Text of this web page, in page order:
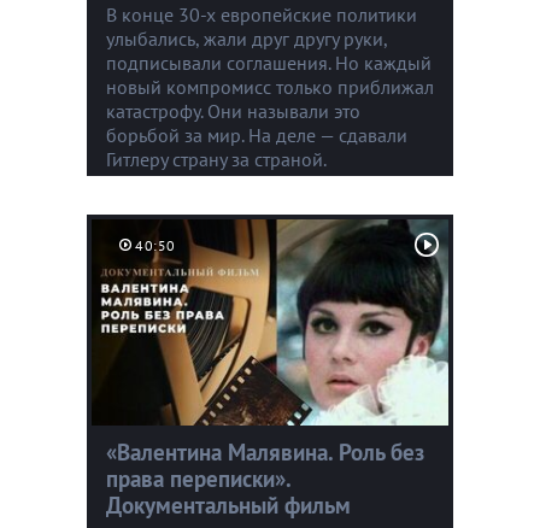
В конце 30-х европейские политики
улыбались, жали друг другу руки,
подписывали соглашения. Но каждый
новый компромисс только приближал
катастрофу. Они называли это
борьбой за мир. На деле — сдавали
Гитлеру страну за страной.
40:50
«Валентина Малявина. Роль без
права переписки».
Документальный фильм